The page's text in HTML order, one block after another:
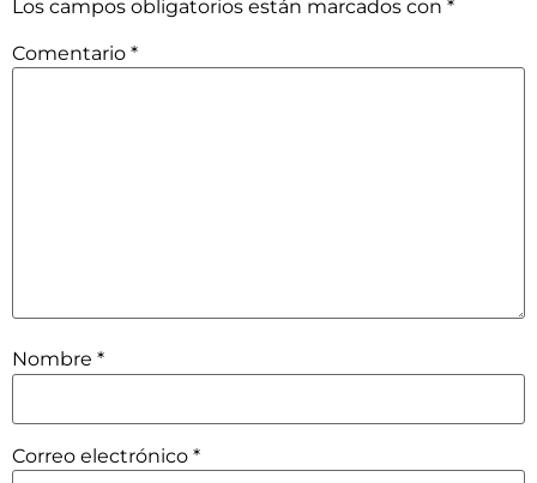
Los campos obligatorios están marcados con *
Comentario *
Nombre *
Correo electrónico *